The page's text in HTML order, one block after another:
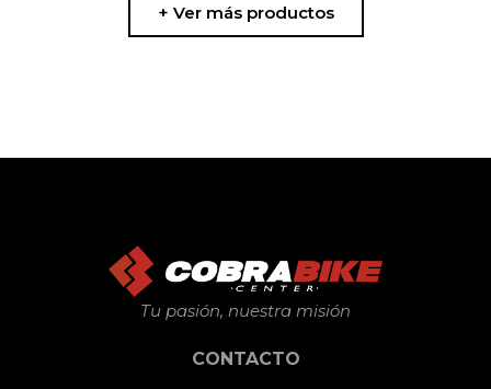
+ Ver más productos
Tu pasión, nuestra misión
CONTACTO